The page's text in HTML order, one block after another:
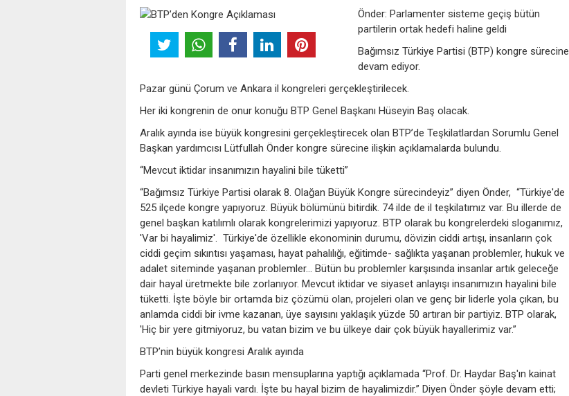
Önder: Parlamenter sisteme geçiş bütün
partilerin ortak hedefi haline geldi
Bağımsız Türkiye Partisi (BTP) kongre sürecine
devam ediyor.
Pazar günü Çorum ve Ankara il kongreleri gerçekleştirilecek.
Her iki kongrenin de onur konuğu BTP Genel Başkanı Hüseyin Baş olacak.
Aralık ayında ise büyük kongresini gerçekleştirecek olan BTP’de Teşkilatlardan Sorumlu Genel
Başkan yardımcısı Lütfullah Önder kongre sürecine ilişkin açıklamalarda bulundu.
“Mevcut iktidar insanımızın hayalini bile tüketti”
“Bağımsız Türkiye Partisi olarak 8. Olağan Büyük Kongre sürecindeyiz” diyen Önder, “Türkiye'de
525 ilçede kongre yapıyoruz. Büyük bölümünü bitirdik. 74 ilde de il teşkilatımız var. Bu illerde de
genel başkan katılımlı olarak kongrelerimizi yapıyoruz. BTP olarak bu kongrelerdeki sloganımız,
'Var bi hayalimiz'. Türkiye'de özellikle ekonominin durumu, dövizin ciddi artışı, insanların çok
ciddi geçim sıkıntısı yaşaması, hayat pahalılığı, eğitimde- sağlıkta yaşanan problemler, hukuk ve
adalet siteminde yaşanan problemler... Bütün bu problemler karşısında insanlar artık geleceğe
dair hayal üretmekte bile zorlanıyor. Mevcut iktidar ve siyaset anlayışı insanımızın hayalini bile
tüketti. İşte böyle bir ortamda biz çözümü olan, projeleri olan ve genç bir liderle yola çıkan, bu
anlamda ciddi bir ivme kazanan, üye sayısını yaklaşık yüzde 50 artıran bir partiyiz. BTP olarak,
'Hiç bir yere gitmiyoruz, bu vatan bizim ve bu ülkeye dair çok büyük hayallerimiz var.”
BTP’nin büyük kongresi Aralık ayında
Parti genel merkezinde basın mensuplarına yaptığı açıklamada “Prof. Dr. Haydar Baş'ın kainat
devleti Türkiye hayali vardı. İşte bu hayal bizim de hayalimizdir.” Diyen Önder şöyle devam etti;